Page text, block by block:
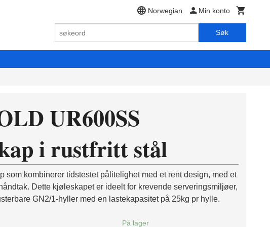
Norwegian Min konto
Søk
UR600SS
i rustfritt stål
som kombinerer tidstestet pålitelighet med et rent design, med et
Dette kjøleskapet er ideelt for krevende serveringsmiljøer,
GN2/1-hyller med en lastekapasitet på 25kg pr hylle.
På lager